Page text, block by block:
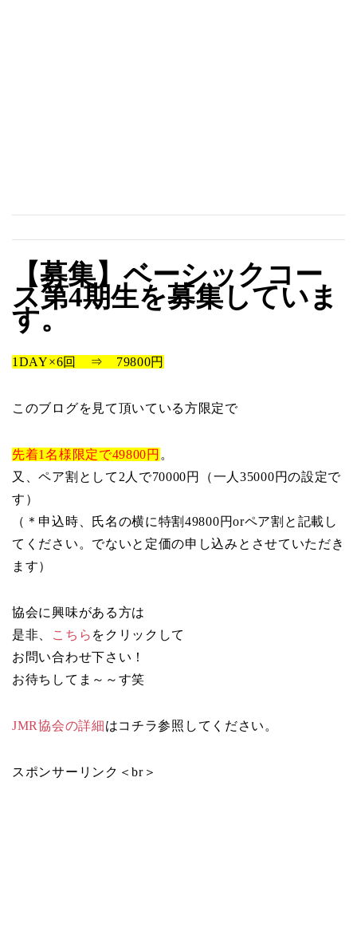
【募集】ベーシックコー
ス第4期生を募集していま
す。
1DAY×6回 ⇒ 79800円
このブログを見て頂いている方限定で
先着1名様限定で49800円 。
又、ペア割として2人で70000円（一人35000円の設定で
す）
（＊申込時、氏名の横に特割49800円orペア割と記載し
てください。でないと定価の申し込みとさせていただき
ます）
協会に興味がある方は
是非、
こちら をクリックして
お問い合わせ下さい！
お待ちしてま～～す笑
JMR協会の詳細はコチラ参照してください。
スポンサーリンク＜br＞